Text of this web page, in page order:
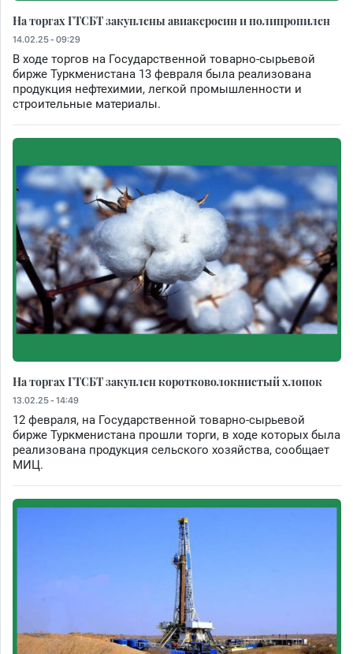
На торгах ГТСБТ закуплены авиакеросин и полипропилен
14.02.25 - 09:29
В ходе торгов на Государственной товарно-сырьевой
бирже Туркменистана 13 февраля была реализована
продукция нефтехимии, легкой промышленности и
строительные материалы.
На торгах ГТСБТ закуплен коротковолокнистый хлопок
13.02.25 - 14:49
12 февраля, на Государственной товарно-сырьевой
бирже Туркменистана прошли торги, в ходе которых была
реализована продукция сельского хозяйства, сообщает
МИЦ.